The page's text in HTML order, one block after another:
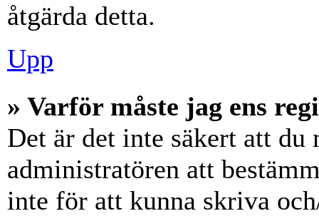
åtgärda detta.
Upp
» Varför måste jag ens
Det är det inte säkert att
administratören att
inte för att kunna skriva